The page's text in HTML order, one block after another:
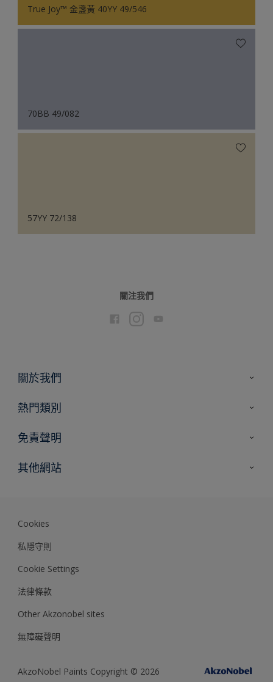
True Joy™ 金盞黃 40YY 49/546
70BB 49/082
57YY 72/138
關注我們
關於我們
聯絡我們
熱門類別
尋找顏色
專家見解
免責聲明
色彩準確度
其他網站
Cookies
私隱守則
Cookie Settings
法律條款
Other Akzonobel sites
無障礙聲明
AkzoNobel Paints Copyright © 2026